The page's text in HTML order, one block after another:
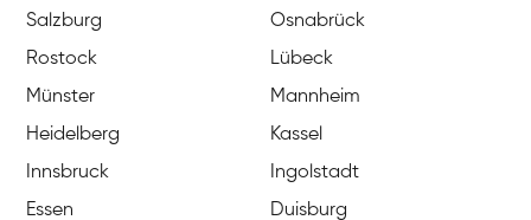
Salzburg
Osnabrück
Rostock
Lübeck
Münster
Mannheim
Heidelberg
Kassel
Innsbruck
Ingolstadt
Essen
Duisburg